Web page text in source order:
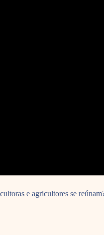
e agricultores se